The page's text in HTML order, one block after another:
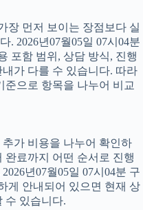
장 먼저 보이는 장점보다 실
. 2026년07월05일 07시04분
포함 범위, 상담 방식, 진행
가 다를 수 있습니다. 따라
준으로 항목을 나누어 비교
가 비용을 나누어 확인하
완료까지 어떤 순서로 진행
년07월05일 07시04분 구
게 안내되어 있으면 현재 상
수 있습니다.